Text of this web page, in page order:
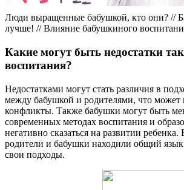
Люди выращенные бабушкой, кто они? //
лучше! // Влияние бабушкиного
Какие могут быть недостатки
воспитания?
Недостатками могут стать различия в
между бабушкой и родителями, что может
конфликты. Также бабушки могут быть
современных методах воспитания и
негативно сказаться на развитии
родители и бабушки находили общий язык
свои подходы.